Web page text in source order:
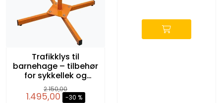
Trafikklys til
barnehage – tilbehør
for sykkellek og
trafikkopplæring
2.150,00
1.495,00 -30 %